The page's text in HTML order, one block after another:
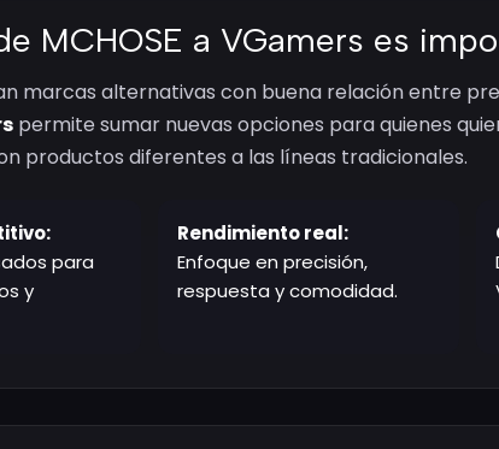
MCHOSE a VGamers es
marcas alternativas con buena relación entre
permite sumar nuevas opciones para quienes
productos diferentes a las líneas tradicionales.
para
y
Rendimiento real:
Enfoque en precisión,
respuesta y comodidad.